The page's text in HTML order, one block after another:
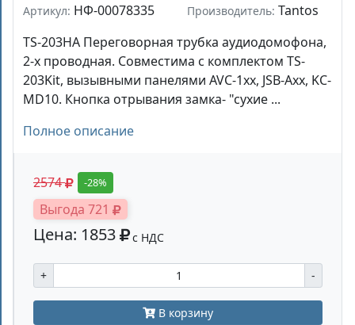
Артикул: НФ-00078335 Производитель: Tantos
TS-203HA Переговорная трубка аудиодомофона,
2-х проводная. Совместима с комплектом TS-
203Kit, вызывными панелями AVC-1xx, JSB-Axx, KC-
MD10. Кнопка отрывания замка- "сухие ...
Полное описание
2574 -28%
Выгода 721
Цена: 1853 с НДС
+ -
В корзину